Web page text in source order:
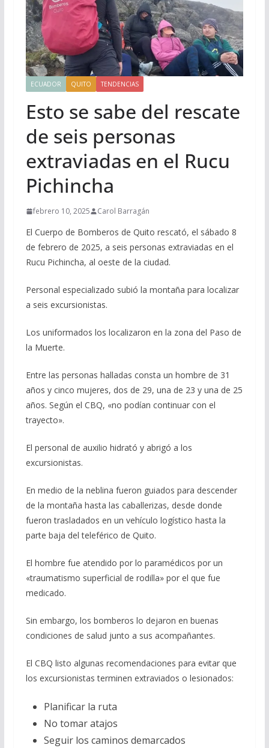
ECUADOR QUITO TENDENCIAS
Esto se sabe del rescate
de seis personas
extraviadas en el Rucu
Pichincha
febrero 10, 2025 Carol Barragán
El Cuerpo de Bomberos de Quito rescató, el sábado 8
de febrero de 2025, a seis personas extraviadas en el
Rucu Pichincha, al oeste de la ciudad.
Personal especializado subió la montaña para localizar
a seis excursionistas.
Los uniformados los localizaron en la zona del Paso de
la Muerte.
Entre las personas halladas consta un hombre de 31
años y cinco mujeres, dos de 29, una de 23 y una de 25
años. Según el CBQ, «no podían continuar con el
trayecto».
El personal de auxilio hidrató y abrigó a los
excursionistas.
En medio de la neblina fueron guiados para descender
de la montaña hasta las caballerizas, desde donde
fueron trasladados en un vehículo logístico hasta la
parte baja del teleférico de Quito.
El hombre fue atendido por lo paramédicos por un
«traumatismo superficial de rodilla» por el que fue
medicado.
Sin embargo, los bomberos lo dejaron en buenas
condiciones de salud junto a sus acompañantes.
El CBQ listo algunas recomendaciones para evitar que
los excursionistas terminen extraviados o lesionados:
Planificar la ruta
No tomar atajos
Seguir los caminos demarcados